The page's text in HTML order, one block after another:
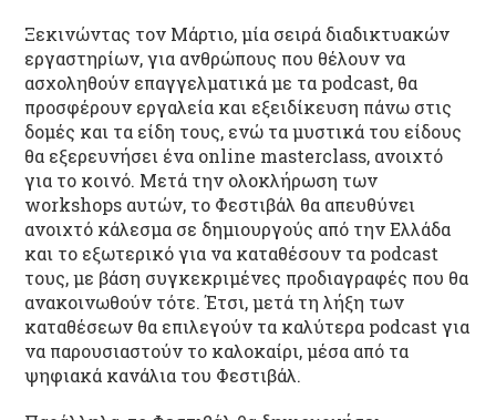
Ξεκινώντας τον Μάρτιο, μία σειρά διαδικτυακών
εργαστηρίων, για ανθρώπους που θέλουν να
ασχοληθούν επαγγελματικά με τα podcast, θα
προσφέρουν εργαλεία και εξειδίκευση πάνω στις
δομές και τα είδη τους, ενώ τα μυστικά του είδους
θα εξερευνήσει ένα online masterclass, ανοιχτό
για το κοινό. Μετά την ολοκλήρωση των
workshops αυτών, το Φεστιβάλ θα απευθύνει
ανοιχτό κάλεσμα σε δημιουργούς από την Ελλάδα
και το εξωτερικό για να καταθέσουν τα podcast
τους, με βάση συγκεκριμένες προδιαγραφές που θα
ανακοινωθούν τότε. Έτσι, μετά τη λήξη των
καταθέσεων θα επιλεγούν τα καλύτερα podcast για
να παρουσιαστούν το καλοκαίρι, μέσα από τα
ψηφιακά κανάλια του Φεστιβάλ.